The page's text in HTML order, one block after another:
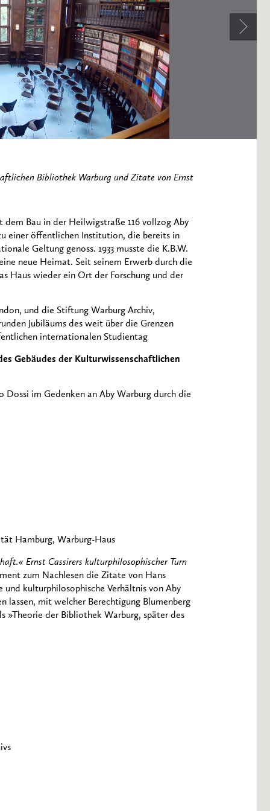
Bibliothek Warburg und Zitate von Ernst
dem Bau in der Heilwigstraße 116 vollzog Aby
einer öffentlichen Institution, die bereits in
Geltung genoss. 1933 musste die K.B.W.
neue Heimat. Seit seinem Erwerb durch die
Haus wieder ein Ort der Forschung und der
und die Stiftung Warburg Archiv,
Jubiläums des weit über die Grenzen
internationalen Studientag
Gebäudes der Kulturwissenschaftlichen
Dossi im Gedenken an Aby Warburg durch die
Hamburg, Warburg-Haus
Ernst Cassirers kulturphilosophischer Turn
zum Nachlesen die Zitate von Hans
und kulturphilosophische Verhältnis von Aby
lassen, mit welcher Berechtigung Blumenberg
»Theorie der Bibliothek Warburg, später des